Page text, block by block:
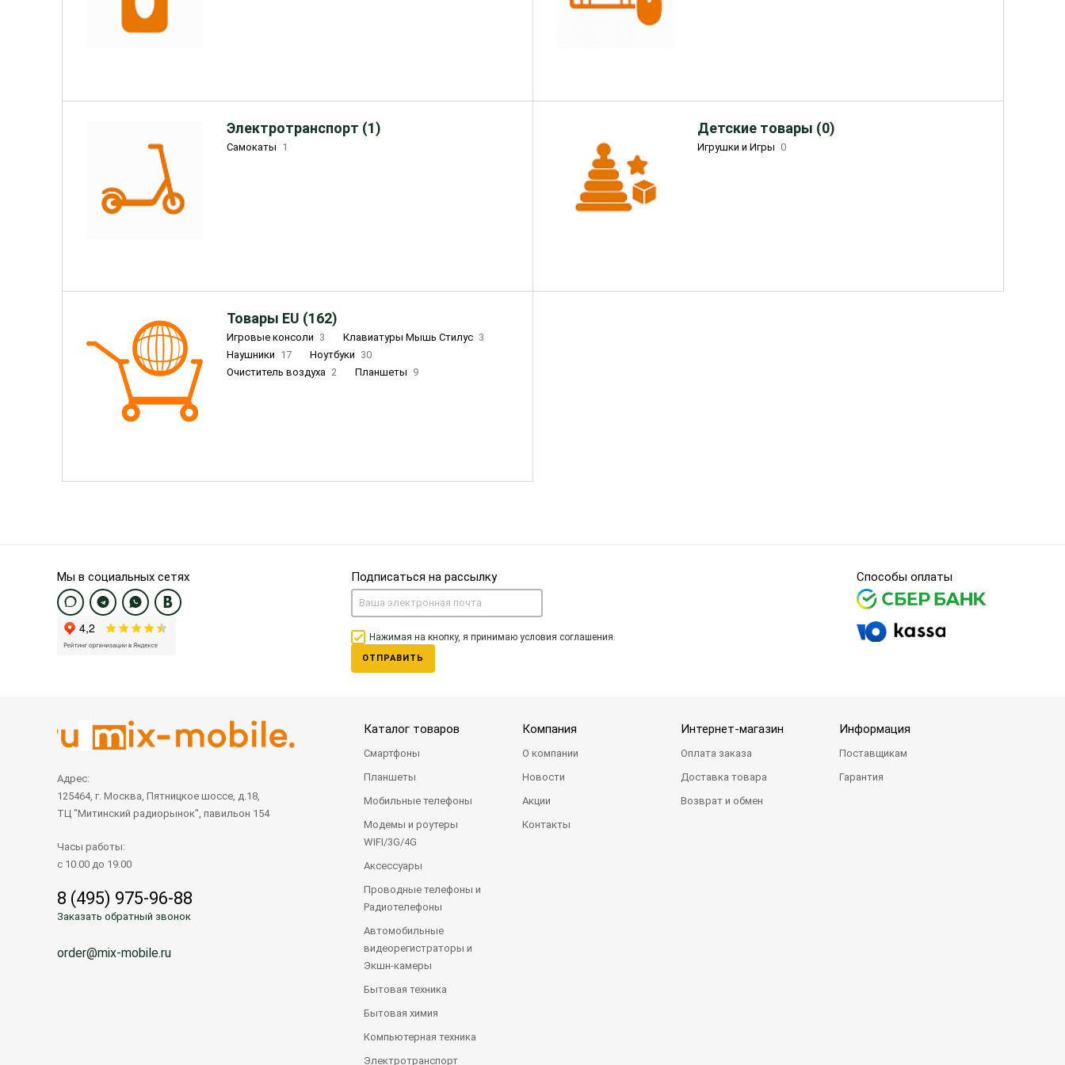
Электротранспорт (1)
Самокаты 1
Детские товары (0)
Игрушки и Игры 0
Товары EU (162)
Игровые консоли 3 Клавиатуры Мышь Стилус 3
Наушники 17 Ноутбуки 30
Очиститель воздуха 2 Планшеты 9
Мы в социальных сетях Подписаться на рассылку
Нажимая на кнопку, я принимаю условия соглашения.
ОТПРАВИТЬ
Способы оплаты
Адрес:
125464, г. Москва, Пятницкое шоссе, д.18,
ТЦ "Митинский радиорынок", павильон 154
Часы работы:
с 10.00 до 19.00
8 (495) 975-96-88
Заказать обратный звонок
order@mix-mobile.ru
Каталог товаров
Смартфоны
Планшеты
Мобильные телефоны
Модемы и роутеры
WIFI/3G/4G
Аксессуары
Проводные телефоны и
Радиотелефоны
Автомобильные
видеорегистраторы и
Экшн-камеры
Бытовая техника
Бытовая химия
Компьютерная техника
Электротранспорт
Компания
О компании
Новости
Акции
Контакты
Интернет-магазин
Оплата заказа
Доставка товара
Возврат и обмен
Информация
Поставщикам
Гарантия